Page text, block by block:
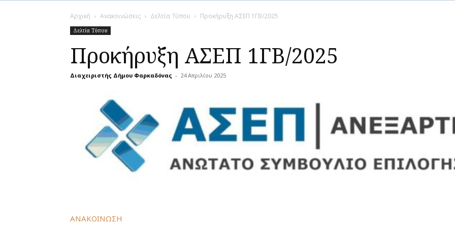
Αρχική Ανακοινώσεις Δελτία Τύπου Προκήρυξη ΑΣΕΠ 1ΓΒ/2025
Δελτία Τύπου
Προκήρυξη ΑΣΕΠ 1ΓΒ/2025
Διαχειριστής Δήμου Φαρκαδόνας - 24 Απριλίου 2025
ΑΝΑΚΟΙΝΩΣΗ